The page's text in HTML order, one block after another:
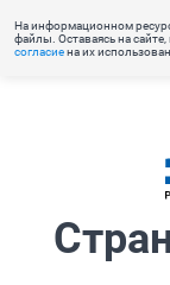
На информационном
файлы. Оставаясь на
согласиена их